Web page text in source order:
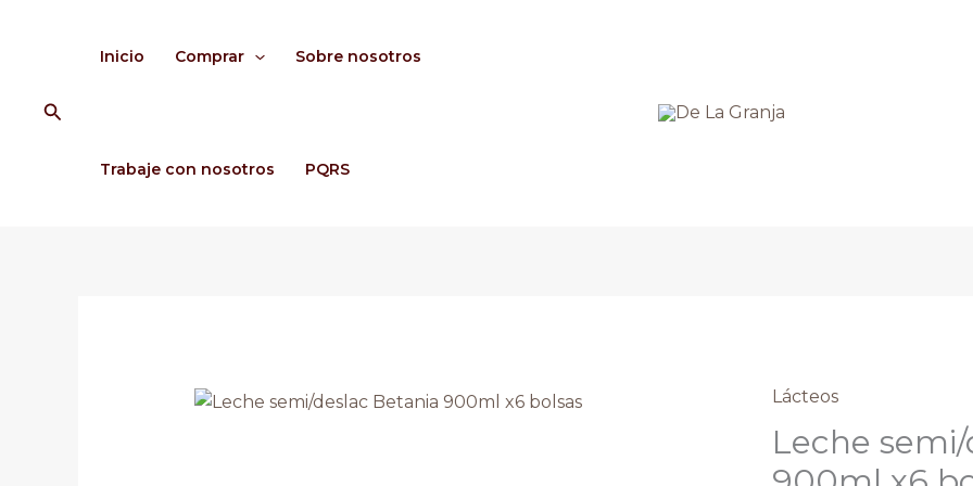
Buscar
Inicio Comprar Sobre nosotros
Trabaje con nosotros PQRS
Lácteos
Leche
Leche
semi/deslac
Betania